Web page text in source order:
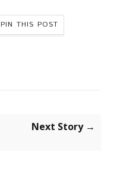
PIN THIS POST
Next Story →